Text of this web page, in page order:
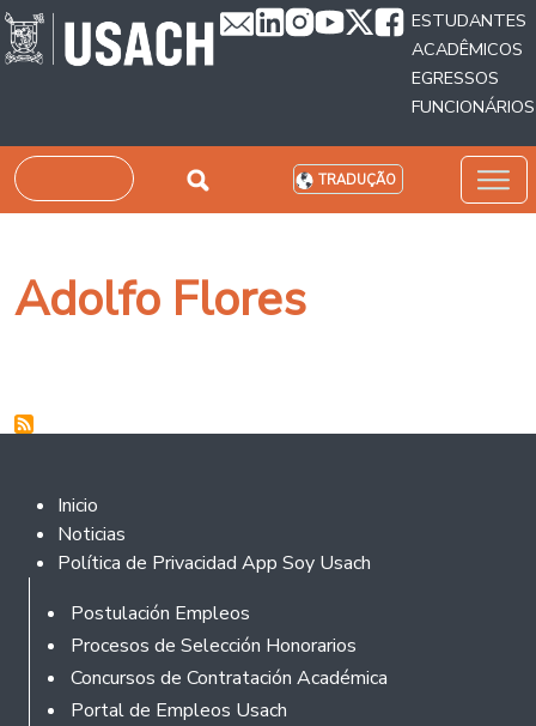
Passar para o conteúdo principal
ESTUDANTES
ACADÊMICOS
EGRESSOS
FUNCIONÁRIOS
Pesquisar TRADUÇÃO
Adolfo Flores
Footer 2
Inicio
Noticias
Política de Privacidad App Soy Usach
Rodapé
Postulación Empleos
Procesos de Selección Honorarios
Concursos de Contratación Académica
Portal de Empleos Usach